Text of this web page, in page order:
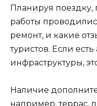
Планируя поездку,
работы
ремонт, и какие
туристов. Если
инфраструктуры,
Наличие
например, террас,